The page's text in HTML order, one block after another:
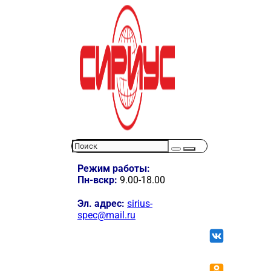
Режим работы:
Пн-вскр: 9.00-18.00
Эл. адрес: sirius-
spec@mail.ru